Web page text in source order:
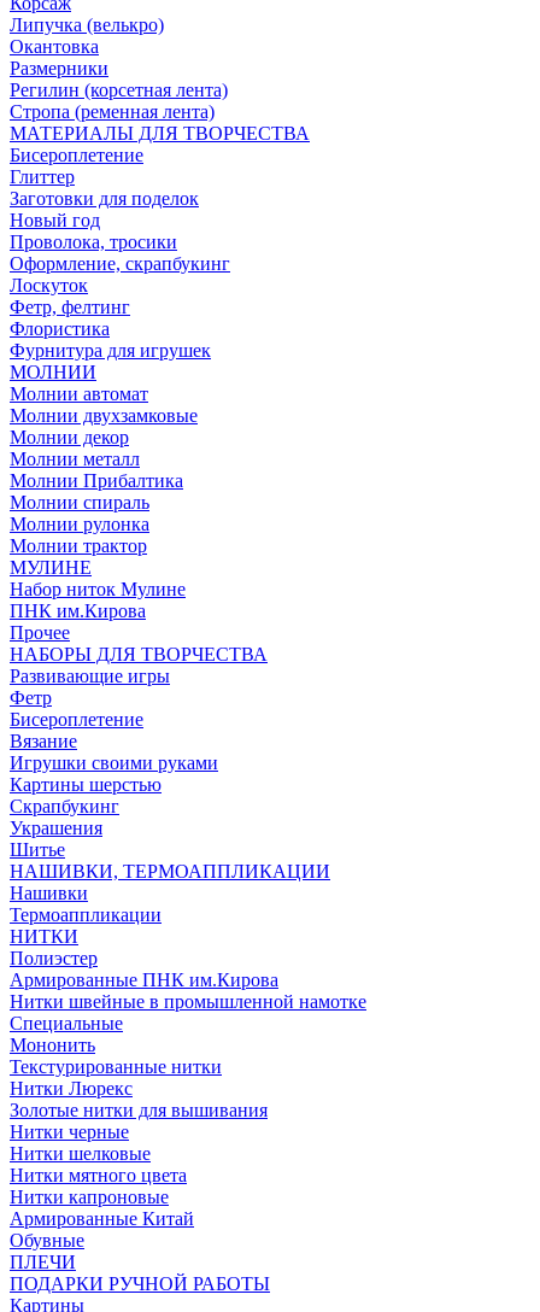
Липучка (велькро)
Окантовка
Размерники
Регилин (корсетная лента)
Стропа (ременная лента)
МАТЕРИАЛЫ ДЛЯ ТВОРЧЕСТВА
Бисероплетение
Глиттер
Заготовки для поделок
Новый год
Проволока, тросики
Оформление, скрапбукинг
Лоскуток
Фетр, фелтинг
Флористика
Фурнитура для игрушек
МОЛНИИ
Молнии автомат
Молнии двухзамковые
Молнии декор
Молнии металл
Молнии Прибалтика
Молнии спираль
Молнии рулонка
Молнии трактор
МУЛИНЕ
Набор ниток Мулине
ПНК им.Кирова
Прочее
НАБОРЫ ДЛЯ ТВОРЧЕСТВА
Развивающие игры
Фетр
Бисероплетение
Вязание
Игрушки своими руками
Картины шерстью
Скрапбукинг
Украшения
Шитье
НАШИВКИ, ТЕРМОАППЛИКАЦИИ
Нашивки
Термоаппликации
НИТКИ
Полиэстер
Армированные ПНК им.Кирова
Нитки швейные в промышленной намотке
Специальные
Мононить
Текстурированные нитки
Нитки Люрекс
Золотые нитки для вышивания
Нитки черные
Нитки шелковые
Нитки мятного цвета
Нитки капроновые
Армированные Китай
Обувные
ПЛЕЧИ
ПОДАРКИ РУЧНОЙ РАБОТЫ
Картины